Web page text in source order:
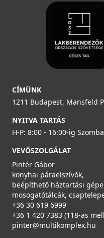
CÍMÜNK
1211 Budapest, Mansfeld
NYITVA TARTÁS
H-P: 8:00 - 16:00-ig
VEVŐSZOLGÁLAT
Pintér Gábor
konyhai páraelszívók,
beépíthető háztartási
mosogatótálcák,
+36 30 619 6999
+36 1 420 7383 (118-as
pinter@multikomplex.hu